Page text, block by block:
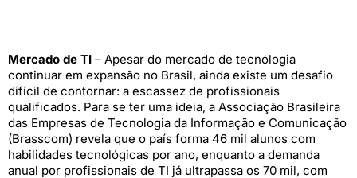
Mercado de TI – Apesar do mercado de tecnologia
continuar em expansão no Brasil, ainda existe um desafio
difícil de contornar: a escassez de profissionais
qualificados. Para se ter uma ideia, a Associação Brasileira
das Empresas de Tecnologia da Informação e Comunicação
(Brasscom) revela que o país forma 46 mil alunos com
habilidades tecnológicas por ano, enquanto a demanda
anual por profissionais de TI já ultrapassa os 70 mil, com